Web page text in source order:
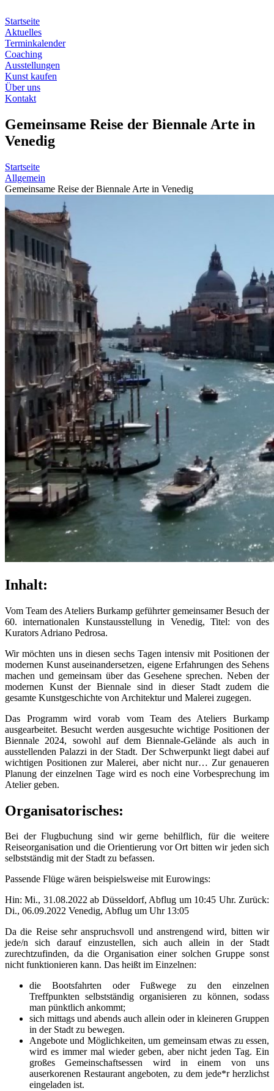
Inhalt
springen
Startseite
Aktuelles
Terminkalender
Coaching
Ausstellungen
Kunst kaufen
Über uns
Kontakt
Gemeinsame Reise der Biennale Arte in
Venedig
Startseite
Allgemein
Gemeinsame Reise der Biennale Arte in Venedig
Inhalt:
Vom Team des Ateliers Burkamp geführter gemeinsamer Besuch der
60. internationalen Kunstausstellung in Venedig, Titel: von des
Kurators Adriano Pedrosa.
Wir möchten uns in diesen sechs Tagen intensiv mit Positionen der
modernen Kunst auseinandersetzen, eigene Erfahrungen des Sehens
machen und gemeinsam über das Gesehene sprechen. Neben der
modernen Kunst der Biennale sind in dieser Stadt zudem die
gesamte Kunstgeschichte von Architektur und Malerei zugegen.
Das Programm wird vorab vom Team des Ateliers Burkamp
ausgearbeitet. Besucht werden ausgesuchte wichtige Positionen der
Biennale 2024, sowohl auf dem Biennale-Gelände als auch in
ausstellenden Palazzi in der Stadt. Der Schwerpunkt liegt dabei auf
wichtigen Positionen zur Malerei, aber nicht nur… Zur genaueren
Planung der einzelnen Tage wird es noch eine Vorbesprechung im
Atelier geben.
Organisatorisches:
Bei der Flugbuchung sind wir gerne behilflich, für die weitere
Reiseorganisation und die Orientierung vor Ort bitten wir jeden sich
selbstständig mit der Stadt zu befassen.
Passende Flüge wären beispielsweise mit Eurowings:
Hin: Mi., 31.08.2022 ab Düsseldorf, Abflug um 10:45 Uhr. Zurück:
Di., 06.09.2022 Venedig, Abflug um Uhr 13:05
Da die Reise sehr anspruchsvoll und anstrengend wird, bitten wir
jede/n sich darauf einzustellen, sich auch allein in der Stadt
zurechtzufinden, da die Organisation einer solchen Gruppe sonst
nicht funktionieren kann. Das heißt im Einzelnen:
die Bootsfahrten oder Fußwege zu den einzelnen
Treffpunkten selbstständig organisieren zu können, sodass
man pünktlich ankommt;
sich mittags und abends auch allein oder in kleineren Gruppen
in der Stadt zu bewegen.
Angebote und Möglichkeiten, um gemeinsam etwas zu essen,
wird es immer mal wieder geben, aber nicht jeden Tag. Ein
großes Gemeinschaftsessen wird in einem von uns
auserkorenen Restaurant angeboten, zu dem jede*r herzlichst
eingeladen ist.